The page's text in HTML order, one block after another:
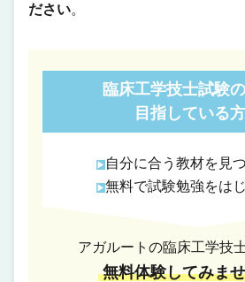
ださい。
臨床工学技士試験
目指している
自分に合う教材を見
無料で試験勉強をは
アガルートの臨床工学技
無料体験してみま